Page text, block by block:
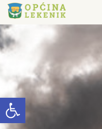
Open toolbar